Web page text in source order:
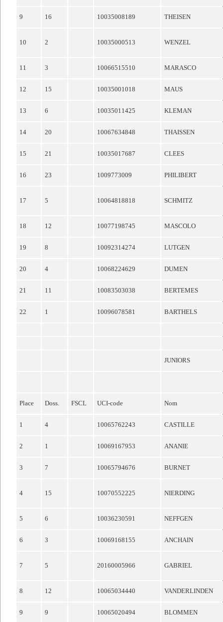
9 16 10035008189 THEISEN
10 2 10035000513 WENZEL
11 3 10066515510 MARASCO
12 15 10035001018 MAUS
13 6 10035011425 KLEMAN
14 20 10067634848 THAISSEN
15 21 10035017687 CLEES
16 23 1009773009 PHILIBERT
17 5 10064818818 SCHMITZ
18 12 10077198745 MASCOLO
19 8 10092314274 LUTGEN
20 4 10068224629 DUMEN
21 11 10083503038 BERTEMES
22 1 10096078581 BARTHELS
JUNIORS
Place Doss. FSCL UCI-code Nom
1 4 10065762243 CASTILLE
2 1 10069167953 ANANIE
3 7 10065794676 BURNET
4 15 10070552225 NIERDING
5 6 10036230591 NEFFGEN
6 3 10069168155 ANCHAIN
7 5 20160005966 GABRIEL
8 12 10065034440 VANDERLINDEN
9 9 10065020494 BLOMMEN